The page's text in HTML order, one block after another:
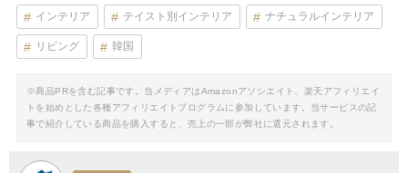
インテリア テイスト別インテリア ナチュラルインテリア
リビング 韓国
※商品PRを含む記事です。当メディアはAmazonアソシエイト、楽天アフィリエイ
トを始めとした各種アフィリエイトプログラムに参加しています。当サービスの記
事で紹介している商品を購入すると、売上の一部が弊社に還元されます。